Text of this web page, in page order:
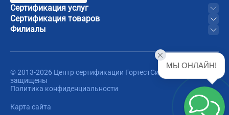
Сертификация услуг
Сертификация товаров
Филиалы
© 2013-2026 Центр сертификации ГортестСибирь. Все права
защищены
Политика конфиденциальности
Карта сайта
МЫ ОНЛАЙН!